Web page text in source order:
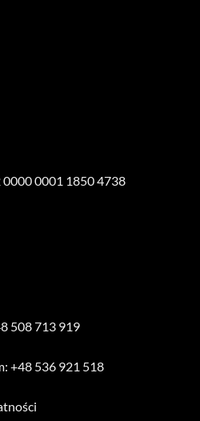
0000 0001 1850 4738
508 713 919
+48 536 921 518